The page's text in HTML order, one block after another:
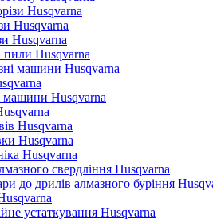
Husqvarna
Husqvarna
Husqvarna
пили Husqvarna
машини Husqvarna
машини Husqvarna
Husqvarna
Husqvarna
Husqvarna
свердління Husqvarna
до дрилів алмазного буріння
устаткування Husqvarna